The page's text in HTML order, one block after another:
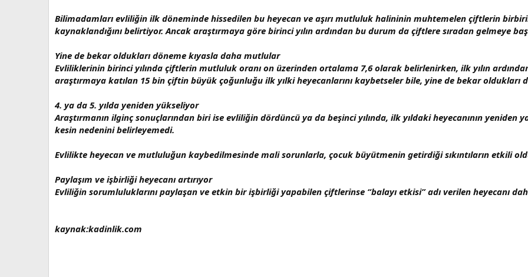
Bilimadamları evliliğin ilk döneminde hissedilen bu heyecan ve aşırı mutluluk halininin muhtemelen çiftlerin
kaynaklandığını belirtiyor. Ancak araştırmaya göre birinci yılın ardından bu durum da çiftlere sıradan gelmeye
Yine de bekar oldukları döneme kıyasla daha mutlular
Evliliklerinin birinci yılında çiftlerin mutluluk oranı on üzerinden ortalama 7,6 olarak belirlenirken, ilk yılın
araştırmaya katılan 15 bin çiftin büyük çoğunluğu ilk yılki heyecanlarını kaybetseler bile, yine de bekar oldukları
4. ya da 5. yılda yeniden yükseliyor
Araştırmanın ilginç sonuçlarından biri ise evliliğin dördüncü ya da beşinci yılında, ilk yıldaki heyecanının
kesin nedenini belirleyemedi.
Evlilikte heyecan ve mutluluğun kaybedilmesinde mali sorunlarla, çocuk büyütmenin getirdiği sıkıntıların etkili
Paylaşım ve işbirliği heyecanı artırıyor
Evliliğin sorumluluklarını paylaşan ve etkin bir işbirliği yapabilen çiftlerinse “balayı etkisi” adı verilen heyecanı
kaynak:kadinlik.com